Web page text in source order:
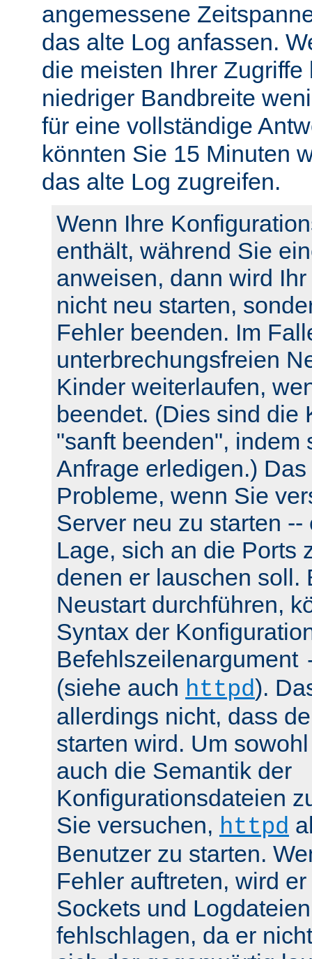
angemessene
das alte Log anfassen.
die meisten Ihrer
niedriger Bandbreite
für eine vollständige
könnten Sie 15 Minuten
das alte Log zugreifen.
Wenn Ihre
enthält, während Sie
anweisen, dann wird
nicht neu starten,
Fehler beenden. Im
unterbrechungsfreien
Kinder weiterlaufen,
beendet. (Dies sind die
"sanft beenden", indem
Anfrage erledigen.)
Probleme, wenn Sie
Server neu zu starten
Lage, sich an die Ports
denen er lauschen soll.
Neustart durchführen,
Syntax der
Befehlszeilenargument
(siehe auch httpd).
allerdings nicht, dass
starten wird. Um
auch die Semantik der
Konfigurationsdateien
Sie versuchen, httpd
Benutzer zu starten.
Fehler auftreten, wird
Sockets und
fehlschlagen, da er